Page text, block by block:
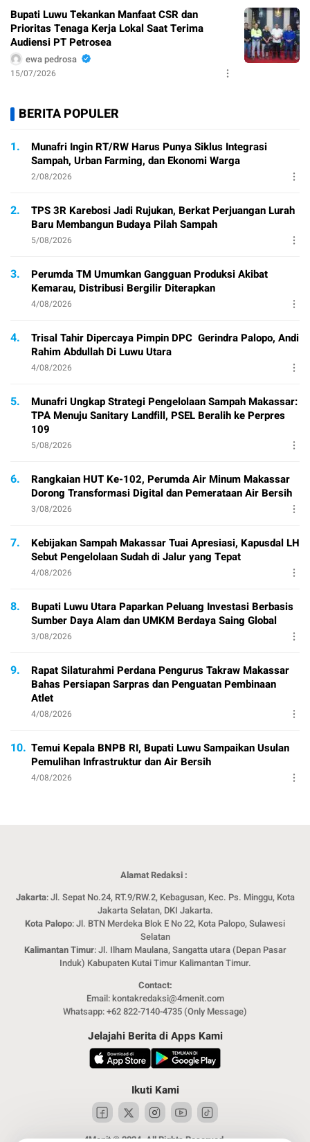
Bupati Luwu Tekankan Manfaat CSR dan
Prioritas Tenaga Kerja Lokal Saat Terima
Audiensi PT Petrosea
ewa pedrosa
15/07/2026
BERITA POPULER
1.
Munafri Ingin RT/RW Harus Punya Siklus Integrasi
Sampah, Urban Farming, dan Ekonomi Warga
2/08/2026
2.
TPS 3R Karebosi Jadi Rujukan, Berkat Perjuangan Lurah
Baru Membangun Budaya Pilah Sampah
5/08/2026
3.
Perumda TM Umumkan Gangguan Produksi Akibat
Kemarau, Distribusi Bergilir Diterapkan
4/08/2026
4.
Trisal Tahir Dipercaya Pimpin DPC Gerindra Palopo, Andi
Rahim Abdullah Di Luwu Utara
4/08/2026
5.
Munafri Ungkap Strategi Pengelolaan Sampah Makassar:
TPA Menuju Sanitary Landfill, PSEL Beralih ke Perpres
109
5/08/2026
6.
Rangkaian HUT Ke-102, Perumda Air Minum Makassar
Dorong Transformasi Digital dan Pemerataan Air Bersih
3/08/2026
7.
Kebijakan Sampah Makassar Tuai Apresiasi, Kapusdal LH
Sebut Pengelolaan Sudah di Jalur yang Tepat
4/08/2026
8.
Bupati Luwu Utara Paparkan Peluang Investasi Berbasis
Sumber Daya Alam dan UMKM Berdaya Saing Global
3/08/2026
9.
Rapat Silaturahmi Perdana Pengurus Takraw Makassar
Bahas Persiapan Sarpras dan Penguatan Pembinaan
Atlet
4/08/2026
10. Temui Kepala BNPB RI, Bupati Luwu Sampaikan Usulan
Pemulihan Infrastruktur dan Air Bersih
4/08/2026
Alamat Redaksi :
Jakarta: Jl. Sepat No.24, RT.9/RW.2, Kebagusan, Kec. Ps. Minggu, Kota
Jakarta Selatan, DKI Jakarta.
Kota Palopo: Jl. BTN Merdeka Blok E No 22, Kota Palopo, Sulawesi
Selatan
Kalimantan Timur: Jl. Ilham Maulana, Sangatta utara (Depan Pasar
Induk) Kabupaten Kutai Timur Kalimantan Timur.
Contact:
Email: kontakredaksi@4menit.com
Whatsapp: +62 822-7140-4735 (Only Message)
Jelajahi Berita di Apps Kami
Ikuti Kami